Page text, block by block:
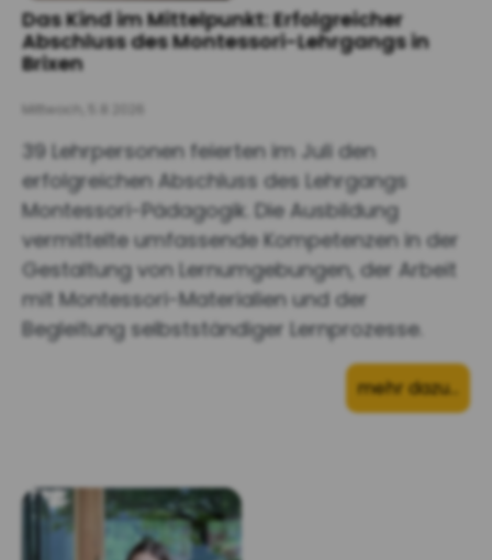
Das Kind im Mittelpunkt: Erfolgreicher
Abschluss des Montessori-Lehrgangs in
Brixen
Mittwoch, 5.8.2026
39 Lehrpersonen feierten im Juli den
erfolgreichen Abschluss des Lehrgangs
Montessori-Pädagogik. Die Ausbildung
vermittelte umfassende Kompetenzen in der
Gestaltung von Lernumgebungen, der Arbeit
mit Montessori-Materialien und der
Begleitung selbstständiger Lernprozesse.
mehr dazu…